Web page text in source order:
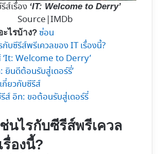
ส์เรื่อง ‘IT: Welcome to Derry’
Source|IMDb
ไรบ้าง? ซ่อน
กับซีรีส์พรีเควลของ IT เรื่องนี้?
‘It: Welcome to Derry’
ยินดีต้อนรับสู่เดอร์รี่’
กี่ยวกับซีรีส์
ส์ อิท: ขอต้อนรับสู่เดอร์รี่
นไรกับซีรีส์พรีเควล
รื่องนี้?